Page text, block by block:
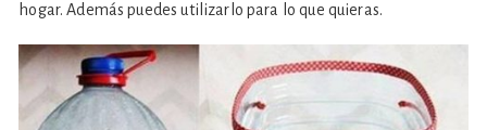
hogar. Además puedes utilizarlo para lo que quieras.